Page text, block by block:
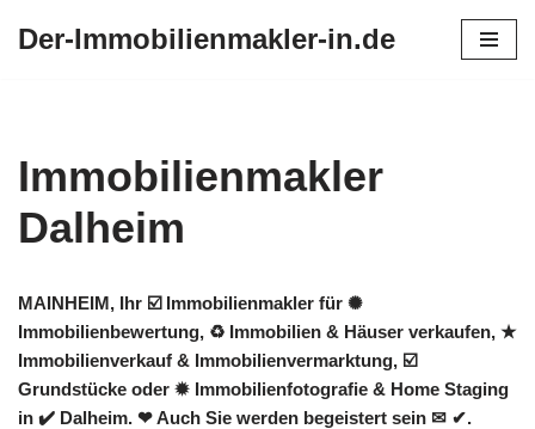
Der-Immobilienmakler-in.de
Immobilienmakler
Dalheim
MAINHEIM, Ihr ☑️ Immobilienmakler für ✺
Immobilienbewertung, ♻ Immobilien & Häuser verkaufen, ★
Immobilienverkauf & Immobilienvermarktung, ☑️
Grundstücke oder ✹ Immobilienfotografie & Home Staging
in ✔️ Dalheim. ❤ Auch Sie werden begeistert sein ✉ ✔.